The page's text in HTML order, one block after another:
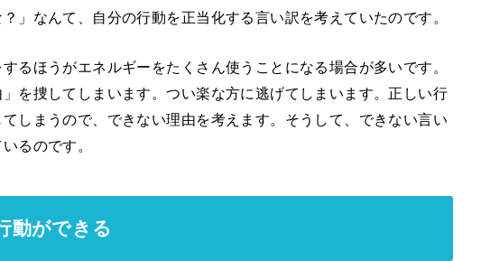
」なんて、自分の行動を正当化する言い訳を考えていたのです。
るほうがエネルギーをたくさん使うことになる場合が多いです。
を捜してしまいます。つい楽な方に逃げてしまいます。正しい行
しまうので、できない理由を考えます。そうして、できない言い
るのです。
動ができる